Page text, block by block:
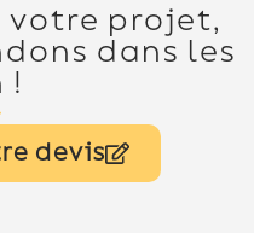
votre projet,
dans les
!
devis